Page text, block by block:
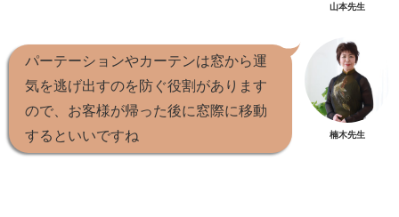
山本先生
パーテーションやカーテンは窓から運
気を逃げ出すのを防ぐ役割があります
ので、お客様が帰った後に窓際に移動
するといいですね
楠木先生